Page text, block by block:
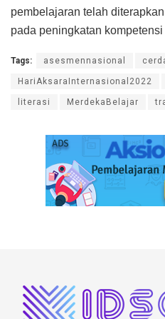
pembelajaran telah
pada peningkatan kompetensi
Tags: asesmennasional
HariAksaraInternasional2022
literasi MerdekaBelajar